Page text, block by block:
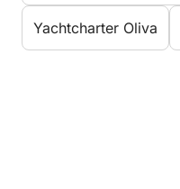
Yachtcharter Oliva